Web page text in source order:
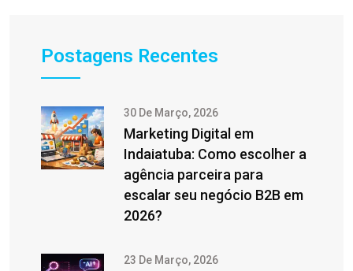
Postagens Recentes
30 De Março, 2026
Marketing Digital em
Indaiatuba: Como escolher a
agência parceira para
escalar seu negócio B2B em
2026?
23 De Março, 2026